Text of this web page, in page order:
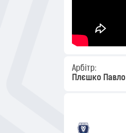
Арбітр:
Плєшко Павло